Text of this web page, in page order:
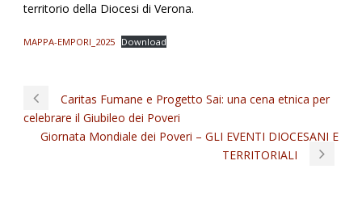
territorio della Diocesi di Verona.
MAPPA-EMPORI_2025 Download
Caritas Fumane e Progetto Sai: una cena etnica per
celebrare il Giubileo dei Poveri
Giornata Mondiale dei Poveri – GLI EVENTI DIOCESANI E
TERRITORIALI